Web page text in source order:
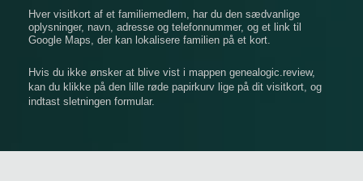
Hver visitkort af et familiemedlem, har du den sædvanlige
oplysninger, navn, adresse og telefonnummer, og et link til
Google Maps, der kan lokalisere familien på et kort.
Hvis du ikke ønsker at blive vist i mappen genealogic.review,
kan du klikke på den lille røde papirkurv lige på dit visitkort, og
indtast sletningen formular.